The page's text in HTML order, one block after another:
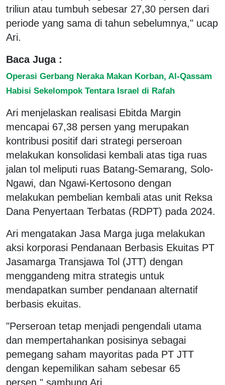
triliun atau tumbuh sebesar 27,30 persen dari
periode yang sama di tahun sebelumnya," ucap
Ari.
Baca Juga :
Operasi Gerbang Neraka Makan Korban, Al-Qassam
Habisi Sekelompok Tentara Israel di Rafah
Ari menjelaskan realisasi Ebitda Margin
mencapai 67,38 persen yang merupakan
kontribusi positif dari strategi perseroan
melakukan konsolidasi kembali atas tiga ruas
jalan tol meliputi ruas Batang-Semarang, Solo-
Ngawi, dan Ngawi-Kertosono dengan
melakukan pembelian kembali atas unit Reksa
Dana Penyertaan Terbatas (RDPT) pada 2024.
Ari mengatakan Jasa Marga juga melakukan
aksi korporasi Pendanaan Berbasis Ekuitas PT
Jasamarga Transjawa Tol (JTT) dengan
menggandeng mitra strategis untuk
mendapatkan sumber pendanaan alternatif
berbasis ekuitas.
"Perseroan tetap menjadi pengendali utama
dan mempertahankan posisinya sebagai
pemegang saham mayoritas pada PT JTT
dengan kepemilikan saham sebesar 65
persen," sambung Ari.